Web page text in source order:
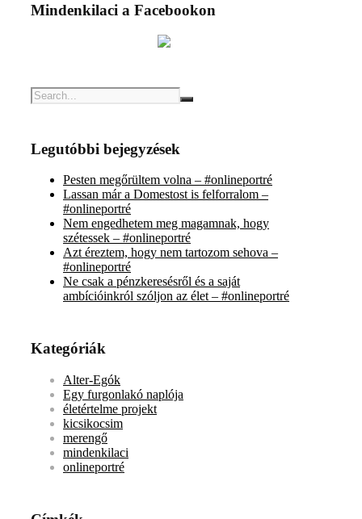
Mindenkilaci a Facebookon
Legutóbbi bejegyzések
Pesten megőrültem volna – #onlineportré
Lassan már a Domestost is felforralom –
#onlineportré
Nem engedhetem meg magamnak, hogy
szétessek – #onlineportré
Azt éreztem, hogy nem tartozom sehova –
#onlineportré
Ne csak a pénzkeresésről és a saját
ambícióinkról szóljon az élet – #onlineportré
Kategóriák
Alter-Egók
Egy furgonlakó naplója
életértelme projekt
kicsikocsim
merengő
mindenkilaci
onlineportré